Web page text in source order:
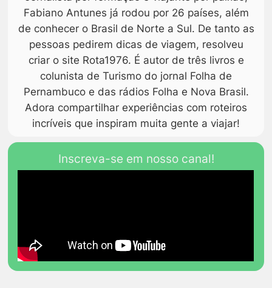
Fabiano Antunes já rodou por 26 países, além
de conhecer o Brasil de Norte a Sul. De tanto as
pessoas pedirem dicas de viagem, resolveu
criar o site Rota1976. É autor de três livros e
colunista de Turismo do jornal Folha de
Pernambuco e das rádios Folha e Nova Brasil.
Adora compartilhar experiências com roteiros
incríveis que inspiram muita gente a viajar!
Inscreva-se em nosso canal!